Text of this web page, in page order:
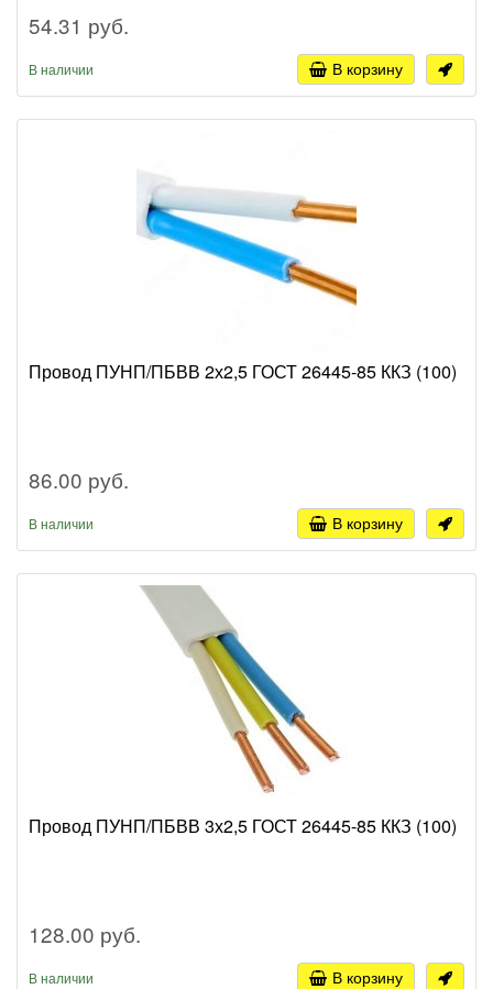
54.31 руб.
В наличии В корзину
Провод ПУНП/ПБВВ 2х2,5 ГОСТ 26445-85 ККЗ (100)
86.00 руб.
В наличии В корзину
Провод ПУНП/ПБВВ 3х2,5 ГОСТ 26445-85 ККЗ (100)
128.00 руб.
В наличии В корзину